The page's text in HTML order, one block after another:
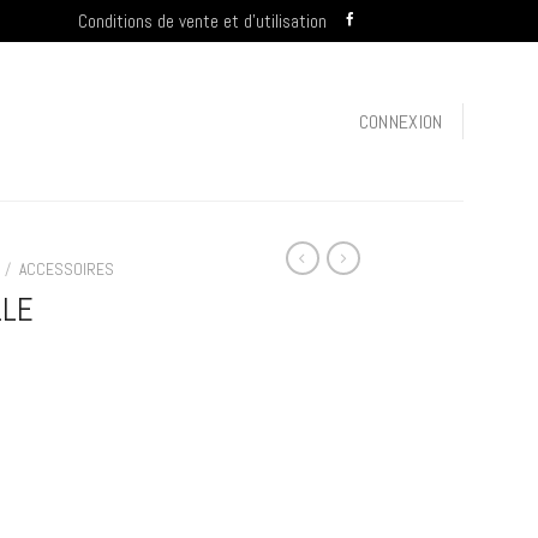
Conditions de vente et d’utilisation
CONNEXION
/ ACCESSOIRES